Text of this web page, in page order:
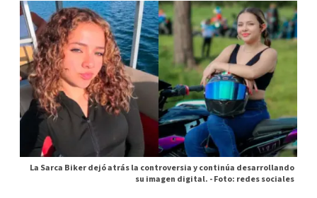
La Sarca Biker dejó atrás la controversia y continúa desarrollando
su imagen digital. -Foto: redes sociales